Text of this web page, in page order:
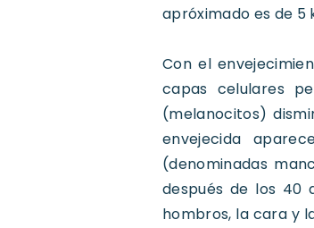
apróximado es de 5
Con el
capas celulares
(melanocitos)
envejecida
(denominadas
después de los 40
hombros, la cara y